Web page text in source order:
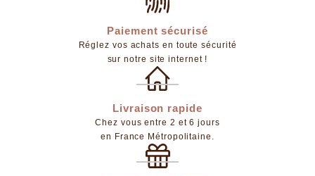
Paiement sécurisé
Réglez vos achats en toute sécurité
sur notre site internet !
Livraison rapide
Chez vous entre 2 et 6 jours
en France Métropolitaine.